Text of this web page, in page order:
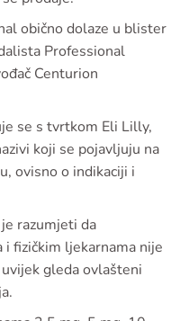
obično dolaze u blister
Professional
Centurion
se s tvrtkom Eli Lilly,
koji se pojavljuju na
ovisno o indikaciji i
razumjeti da
fizičkim ljekarnama nije
gleda ovlašteni